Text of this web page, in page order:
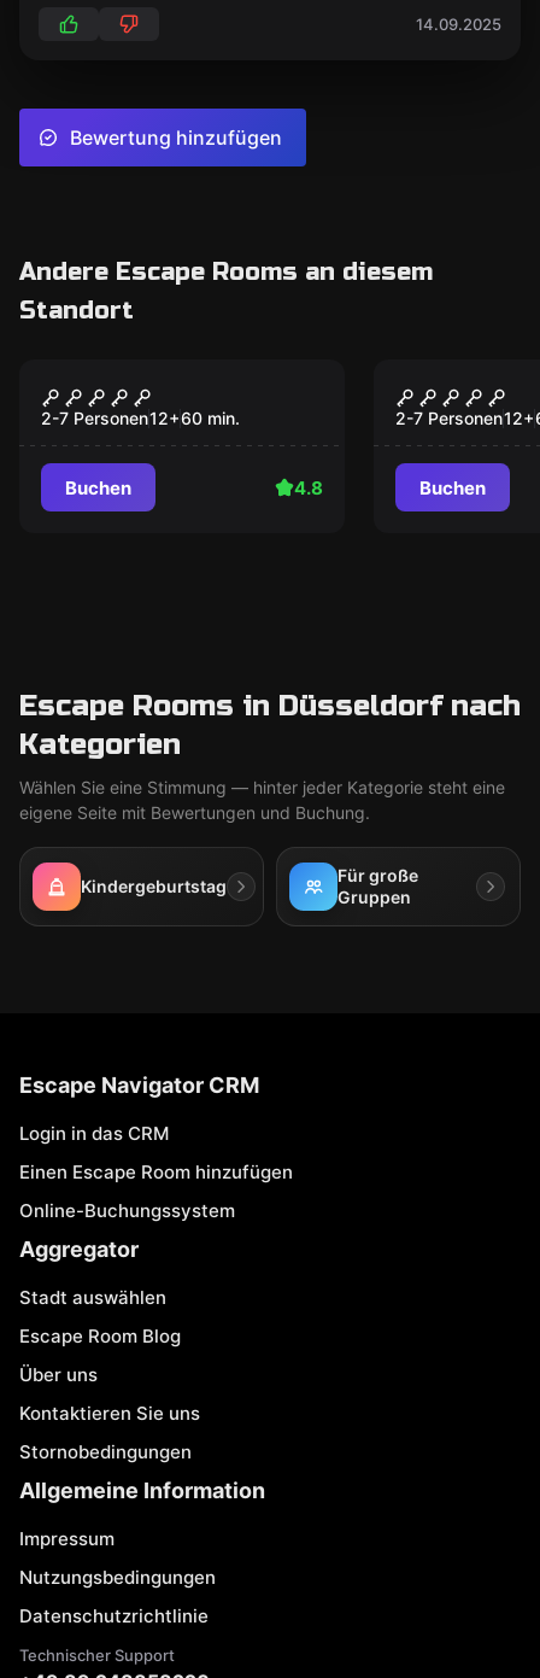
14.09.2025
Bewertung hinzufügen
Andere Escape Rooms an diesem
Standort
Mr. Tesla
2-7 Personen12+60 min.
Buchen 4.8
Ö-800
2-7 Personen12+
Buchen
Escape Rooms in Düsseldorf nach
Kategorien
Wählen Sie eine Stimmung — hinter jeder Kategorie steht eine
eigene Seite mit Bewertungen und Buchung.
Kindergeburtstag
Für große
Gruppen
Escape Navigator CRM
Login in das CRM
Einen Escape Room hinzufügen
Online-Buchungssystem
Aggregator
Stadt auswählen
Escape Room Blog
Über uns
Kontaktieren Sie uns
Stornobedingungen
Allgemeine Information
Impressum
Nutzungsbedingungen
Datenschutzrichtlinie
Technischer Support